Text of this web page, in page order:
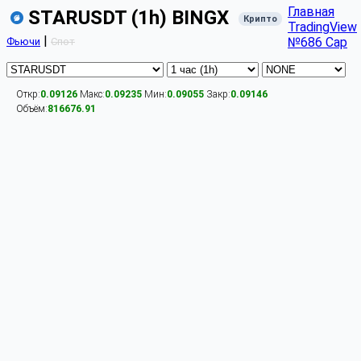
STARUSDT (1h) BINGX Крипто
Фьючи | Спот
Главная
TradingView
№686 Cap
Откр:0.09126 Макс:0.09235 Мин:0.09055 Закр:0.09146
Объём:816676.91